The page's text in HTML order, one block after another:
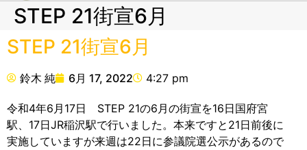
STEP 21街宣6月
STEP 21街宣6月
鈴木 純 6月 17, 2022 4:27 pm
令和4年6月17日 STEP 21の6月の街宣を16日国府宮
駅、17日JR稲沢駅で行いました。本来ですと21日前後に
実施していますが来週は22日に参議院選公示があるので